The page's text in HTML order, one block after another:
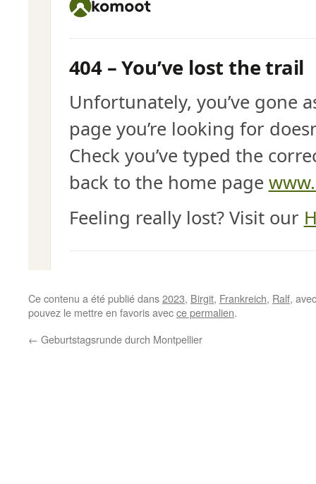
Ce contenu a été publié dans2023, Birgit, Frankreich, Ralf,
pouvez le mettre en favoris avecce permalien.
← Geburtstagsrunde durch Montpellier